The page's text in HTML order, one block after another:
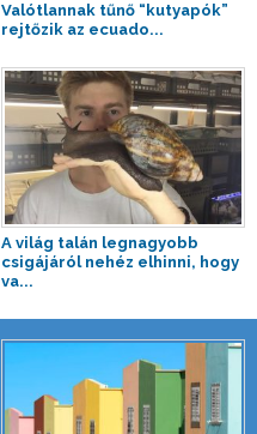
Valótlannak tűnő “kutyapók”
rejtőzik az ecuado...
A világ talán legnagyobb
csigájáról nehéz elhinni, hogy
va...